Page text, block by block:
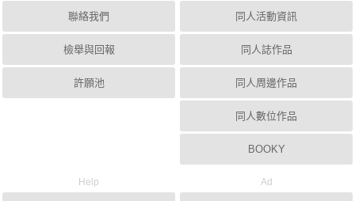
聯絡我們
檢舉與回報
許願池
同人活動資訊
同人誌作品
同人周邊作品
同人數位作品
BOOKY
Help Ad